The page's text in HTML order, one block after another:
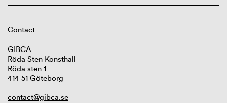
Contact
GIBCA
Röda Sten Konsthall
Röda sten 1
414 51 Göteborg
contact@gibca.se